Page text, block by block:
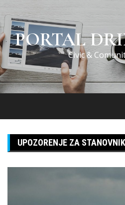
Skip
to
contentPORTAL
Civic &
UPOZORENJE ZA